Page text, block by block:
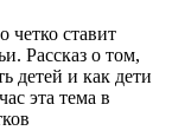
четко ставит
Рассказ о том,
детей и как дети
эта тема в